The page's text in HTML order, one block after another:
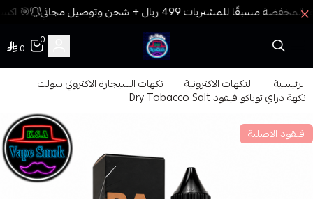
🎯
فيب المدينة
0
0
الرئيسية النكهات الاكترونية نكهات السيجارة الاكتروني سولت
نكهة دراي توباكو فيقود Dry Tobacco Salt
فيقود الاصلية